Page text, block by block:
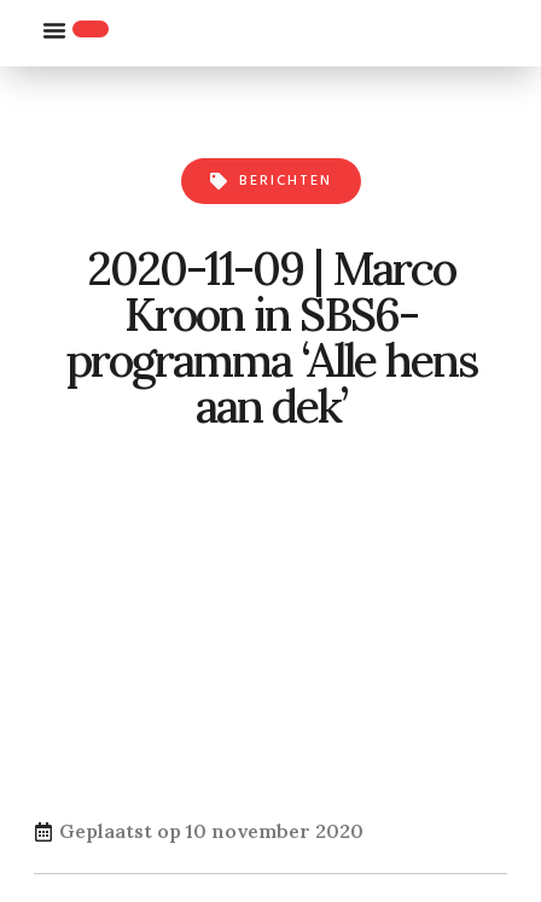
BERICHTEN
2020-11-09 | Marco
Kroon in SBS6-
programma ‘Alle hens
aan dek’
Geplaatst op 10 november 2020